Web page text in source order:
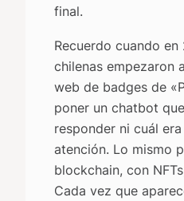
final.
Recuerdo cuando en
chilenas empezaron
web de badges de
poner un chatbot
responder ni cuál
atención. Lo mismo
blockchain, con
Cada vez que